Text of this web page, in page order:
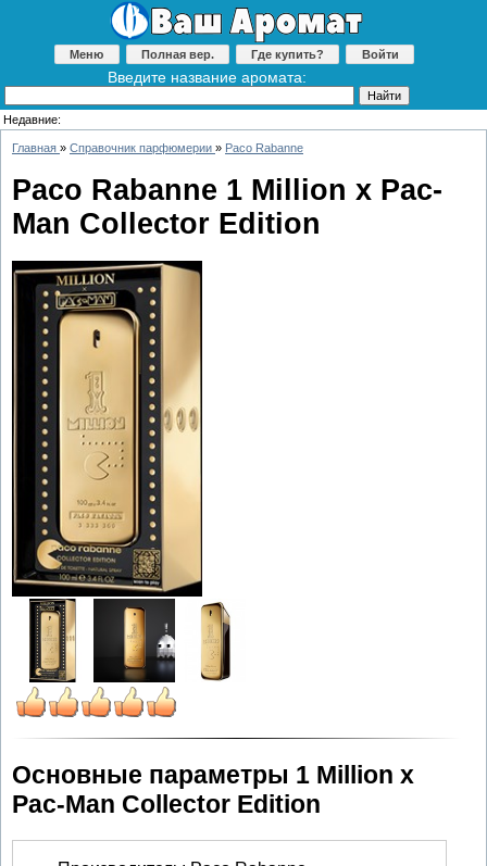
Меню Полная вер. Где купить? Войти
Введите название аромата:
Недавние:
Главная » Справочник парфюмерии » Paco Rabanne
Paco Rabanne 1 Million x Pac-
Man Collector Edition
Основные параметры 1 Million x
Pac-Man Collector Edition